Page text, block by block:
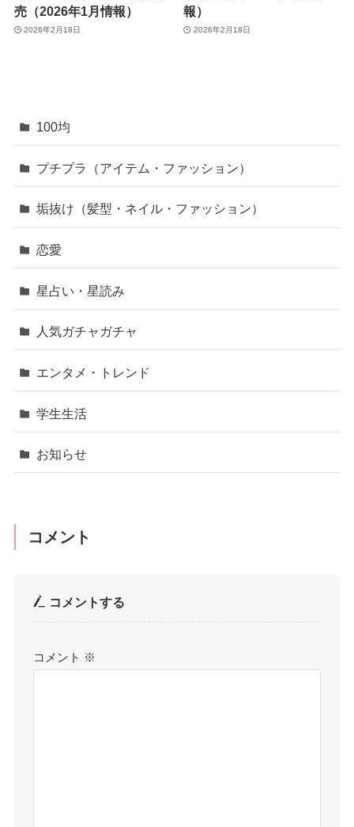
売（2026年1月情報）
2026年2月18日
報）
2026年2月18日
100均
プチプラ（アイテム・ファッション）
垢抜け（髪型・ネイル・ファッション）
恋愛
星占い・星読み
人気ガチャガチャ
エンタメ・トレンド
学生生活
お知らせ
コメント
コメントする
コメント ※